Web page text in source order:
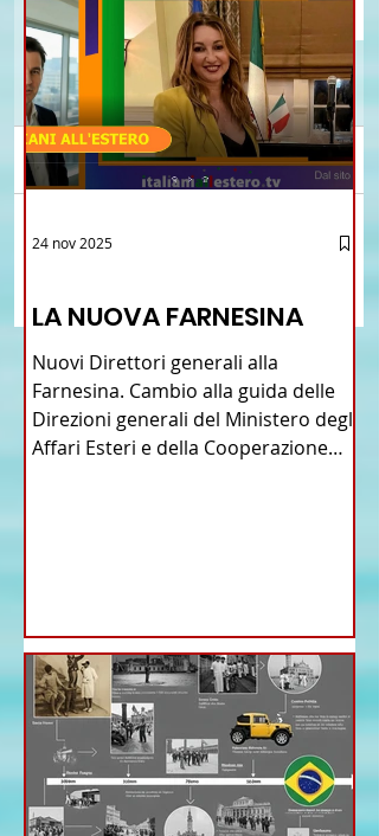
Brasile La Storia del
Commenti
Scrivi un commento...
LA NUOVA FARNESINA
Nuovi Direttori generali alla
Farnesina. Cambio alla guida delle
Direzioni generali del Ministero degli
Affari Esteri e della Cooperazione
24 nov 2025